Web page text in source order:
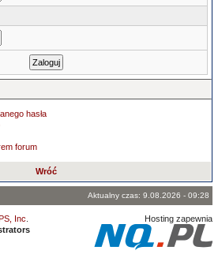
hasła
forum
Wróć
Aktualny czas: 9.08.2026 - 09:28
Inc Hosting zapewnia